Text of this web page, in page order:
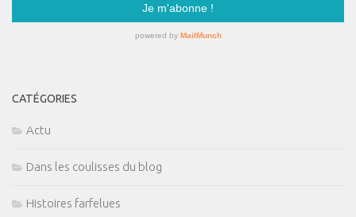
CATÉGORIES
Actu
Dans les coulisses du blog
Histoires farfelues